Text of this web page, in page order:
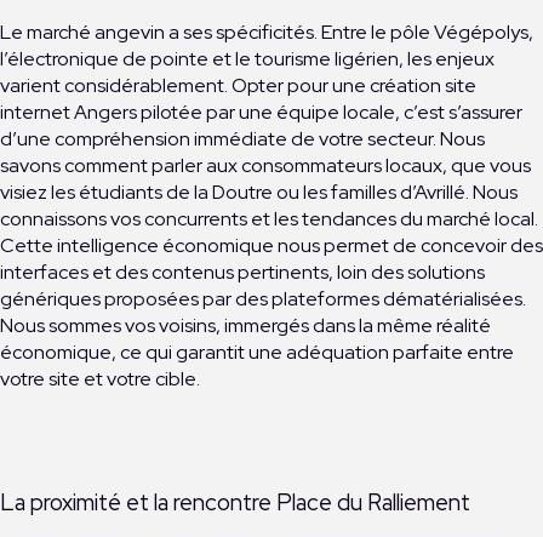
Le marché angevin a ses spécificités. Entre le pôle Végépolys,
l’électronique de pointe et le tourisme ligérien, les enjeux
varient considérablement. Opter pour une création site
internet Angers pilotée par une équipe locale, c’est s’assurer
d’une compréhension immédiate de votre secteur. Nous
savons comment parler aux consommateurs locaux, que vous
visiez les étudiants de la Doutre ou les familles d’Avrillé. Nous
connaissons vos concurrents et les tendances du marché local.
Cette intelligence économique nous permet de concevoir des
interfaces et des contenus pertinents, loin des solutions
génériques proposées par des plateformes dématérialisées.
Nous sommes vos voisins, immergés dans la même réalité
économique, ce qui garantit une adéquation parfaite entre
votre site et votre cible.
La proximité et la rencontre Place du Ralliement